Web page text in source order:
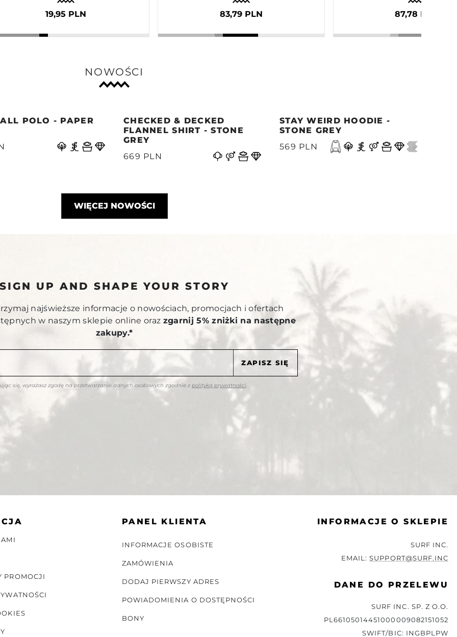
19,95 PLN 83,79 PLN 87,78 PLN
NOWOŚCI
POLO - PAPER
CHECKED & DECKED
FLANNEL SHIRT - STONE
GREY
669 PLN
STAY WEIRD HOODIE -
STONE GREY
569 PLN
WIĘCEJ NOWOŚCI
UP AND SHAPE YOUR STORY
najświeższe informacje o nowościach, promocjach i ofertach
w naszym sklepie online oraz zgarnij 5% zniżki na następne
zakupy.*
się, wyrażasz zgodę na przetwarzanie danych osobowych zgodnie z polityką prywatności.
PROMOCJI
PANEL KLIENTA
INFORMACJE OSOBISTE
ZAMÓWIENIA
DODAJ PIERWSZY ADRES
POWIADOMIENIA O DOSTĘPNOŚCI
BONY
INFORMACJE O SKLEPIE
SURF INC.
EMAIL:SUPPORT@SURF.INC
DANE DO PRZELEWU
SURF INC. SP. Z O.O.
PL66105014451000009082151052
SWIFT/BIC: INGBPLPW